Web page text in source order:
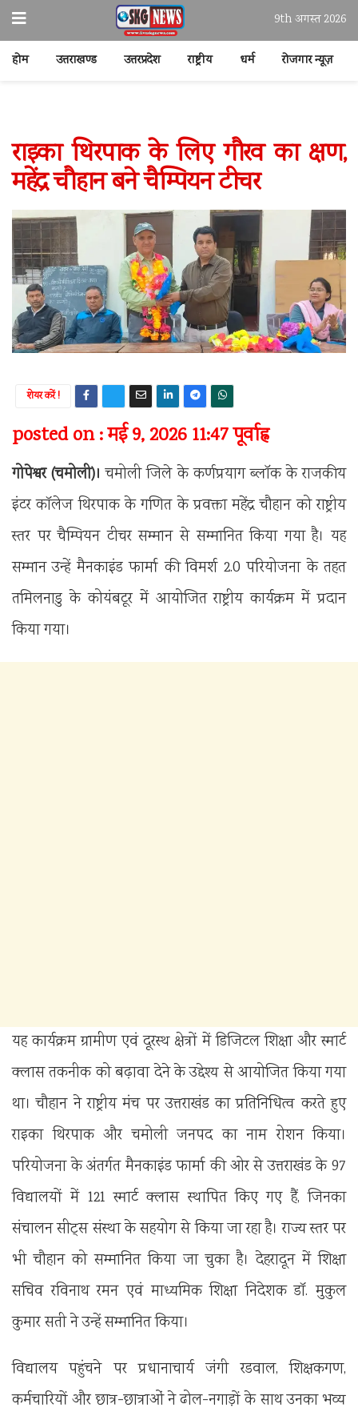
9th अगस्त 2026
होम उत्तराखण्ड उत्तरप्रदेश राष्ट्रीय धर्म रोजगार न्यूज़
राइका थिरपाक के लिए गौरव का क्षण,
महेंद्र चौहान बने चैम्पियन टीचर
शेयर करें !
posted on : मई 9, 2026 11:47 पूर्वाह्न
गोपेश्वर (चमोली)। चमोली जिले के कर्णप्रयाग ब्लाॅक के राजकीय
इंटर कॉलेज थिरपाक के गणित के प्रवक्ता महेंद्र चौहान को राष्ट्रीय
स्तर पर चैम्पियन टीचर सम्मान से सम्मानित किया गया है। यह
सम्मान उन्हें मैनकाइंड फार्मा की विमर्श 2.0 परियोजना के तहत
तमिलनाडु के कोयंबटूर में आयोजित राष्ट्रीय कार्यक्रम में प्रदान
किया गया।
यह कार्यक्रम ग्रामीण एवं दूरस्थ क्षेत्रों में डिजिटल शिक्षा और स्मार्ट
क्लास तकनीक को बढ़ावा देने के उद्देश्य से आयोजित किया गया
था। चौहान ने राष्ट्रीय मंच पर उत्तराखंड का प्रतिनिधित्व करते हुए
राइका थिरपाक और चमोली जनपद का नाम रोशन किया।
परियोजना के अंतर्गत मैनकाइंड फार्मा की ओर से उत्तराखंड के 97
विद्यालयों में 121 स्मार्ट क्लास स्थापित किए गए हैं, जिनका
संचालन सीट्स संस्था के सहयोग से किया जा रहा है। राज्य स्तर पर
भी चौहान को सम्मानित किया जा चुका है। देहरादून में शिक्षा
सचिव रविनाथ रमन एवं माध्यमिक शिक्षा निदेशक डॉ. मुकुल
कुमार सती ने उन्हें सम्मानित किया।
विद्यालय पहुंचने पर प्रधानाचार्य जंगी रडवाल, शिक्षकगण,
कर्मचारियों और छात्र-छात्राओं ने ढोल-नगाड़ों के साथ उनका भव्य